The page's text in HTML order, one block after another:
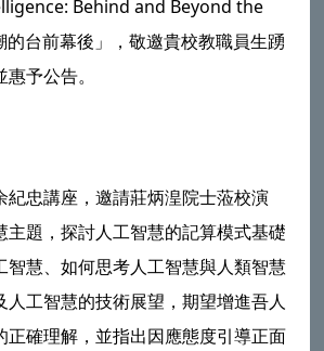
Behind and Beyond the
的台前幕後」，敬邀貴校教職員生踴
予公告。
紀忠講座，邀請莊炳湟院士蒞校演
主題，探討人工智慧的記算模式基礎
智慧、如何思考人工智慧與人類智慧
人工智慧的技術展望，期望增進吾人
正確理解，並指出因應態度引導正面